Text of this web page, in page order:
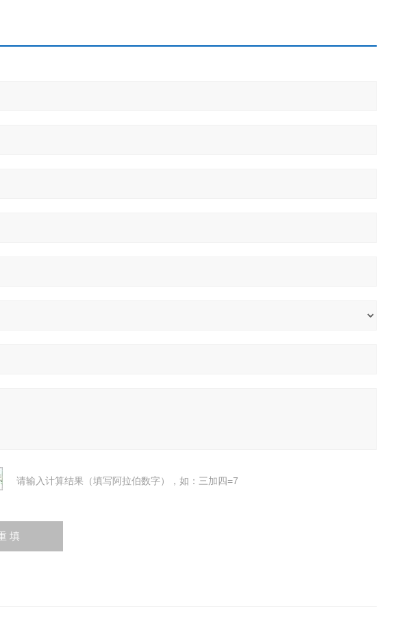
请输入计算结果（填写阿拉伯数字），如：三加四=7